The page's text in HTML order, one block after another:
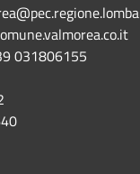
031806155